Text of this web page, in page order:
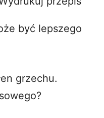
być lepszego
grzechu.